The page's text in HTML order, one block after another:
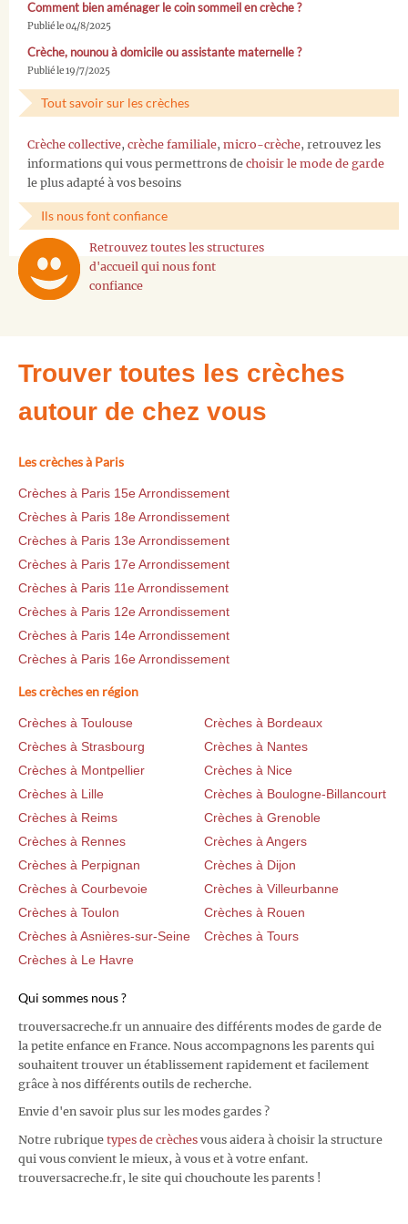
Comment bien aménager le coin sommeil en crèche ?
Publié le 04/8/2025
Crèche, nounou à domicile ou assistante maternelle ?
Publié le 19/7/2025
Tout savoir sur les crèches
Crèche collective, crèche familiale, micro-crèche, retrouvez les
informations qui vous permettrons de choisir le mode de garde
le plus adapté à vos besoins
Ils nous font confiance
Retrouvez toutes les structures
d'accueil qui nous font
confiance
Trouver toutes les crèches
autour de chez vous
Les crèches à Paris
Crèches à Paris 15e Arrondissement
Crèches à Paris 18e Arrondissement
Crèches à Paris 13e Arrondissement
Crèches à Paris 17e Arrondissement
Crèches à Paris 11e Arrondissement
Crèches à Paris 12e Arrondissement
Crèches à Paris 14e Arrondissement
Crèches à Paris 16e Arrondissement
Les crèches en région
Crèches à Toulouse
Crèches à Bordeaux
Crèches à Strasbourg
Crèches à Nantes
Crèches à Montpellier
Crèches à Nice
Crèches à Lille
Crèches à Boulogne-Billancourt
Crèches à Reims
Crèches à Grenoble
Crèches à Rennes
Crèches à Angers
Crèches à Perpignan
Crèches à Dijon
Crèches à Courbevoie
Crèches à Villeurbanne
Crèches à Toulon
Crèches à Rouen
Crèches à Asnières-sur-Seine
Crèches à Tours
Crèches à Le Havre
Qui sommes nous ?
trouversacreche.fr un annuaire des différents modes de garde de
la petite enfance en France. Nous accompagnons les parents qui
souhaitent trouver un établissement rapidement et facilement
grâce à nos différents outils de recherche.
Envie d'en savoir plus sur les modes gardes ?
Notre rubrique types de crèches vous aidera à choisir la structure
qui vous convient le mieux, à vous et à votre enfant.
trouversacreche.fr, le site qui chouchoute les parents !